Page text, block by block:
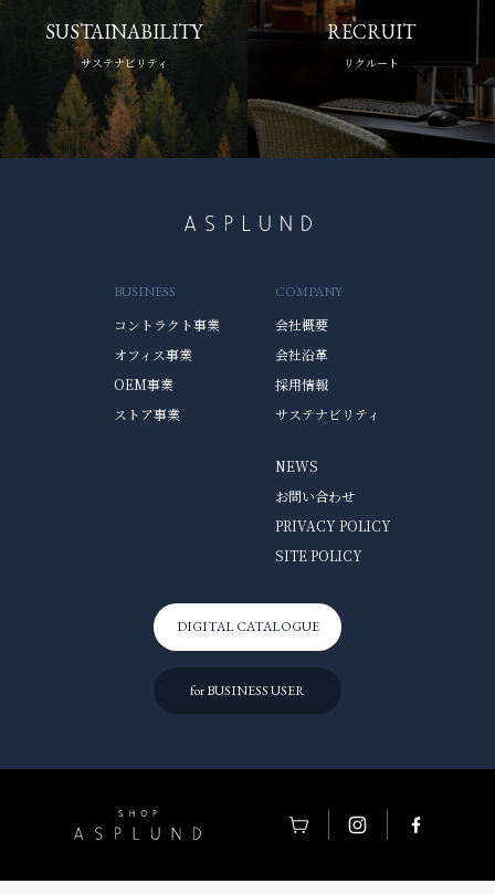
SUSTAINABILITY
サステナビリティ
RECRUIT
リクルート
BUSINESS
コントラクト事業
オフィス事業
OEM事業
ストア事業
COMPANY
会社概要
会社沿革
採用情報
サステナビリティ
NEWS
お問い合わせ
PRIVACY POLICY
SITE POLICY
DIGITAL CATALOGUE
for BUSINESS USER